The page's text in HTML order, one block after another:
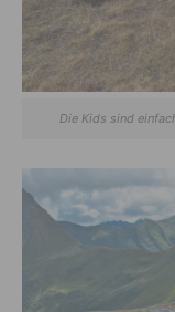
Die Kids sind